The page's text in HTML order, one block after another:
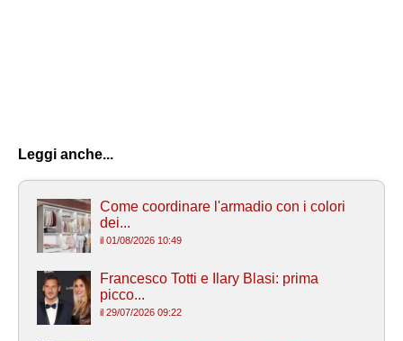
Leggi anche...
Come coordinare l'armadio con i colori
dei...
il 01/08/2026 10:49
Francesco Totti e Ilary Blasi: prima
picco...
il 29/07/2026 09:22